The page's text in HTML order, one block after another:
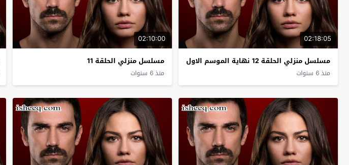
02:18:05
مسلسل منزلي الحلقة 12 نهاية الموسم الاول
منذ 6 سنوات
02:10:00
مسلسل منزلي الحلقة 11
منذ 6 سنوات